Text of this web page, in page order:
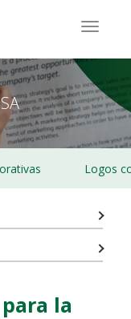
Logos
la